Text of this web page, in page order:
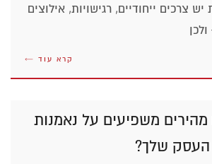
צרכים ייחודיים, רגישויות, אילוצים
קרא עוד ←
מהירים משפיעים על נאמנות
העסק שלך?